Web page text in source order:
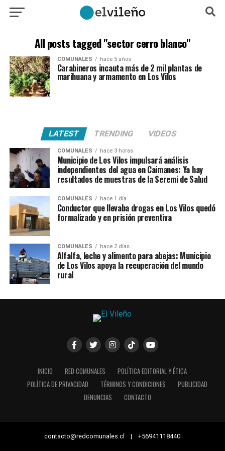
All posts tagged "sector cerro blanco"
COMUNALES hace 5 años
Carabineros incauta más de 2 mil plantas de
marihuana y armamento en Los Vilos
LATEST TRENDING VIDEOS
COMUNALES hace 3 horas
Municipio de Los Vilos impulsará análisis
independientes del agua en Caimanes: Ya hay
resultados de muestras de la Seremi de Salud
COMUNALES hace 1 día
Conductor que llevaba drogas en Los Vilos quedó
formalizado y en prisión preventiva
COMUNALES hace 2 días
Alfalfa, leche y alimento para abejas: Municipio
de Los Vilos apoya la recuperación del mundo
rural
INICIO RED COMUNALES
POLÍTICA EDITORIAL Y ÉTICA
POLÍTICA DE PRIVACIDAD
TÉRMINOS Y CONDICIONES
PUBLICIDAD
DENUNCIAS
CONTACTO
contacto@redcomunales.cl | +56941118440